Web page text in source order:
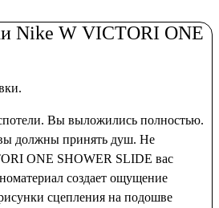
Nike W VICTORI ONE
Вы выложились полностью.
должны принять душ. Не
ONE SHOWER SLIDE вас
создает ощущение
сцепления на подошве